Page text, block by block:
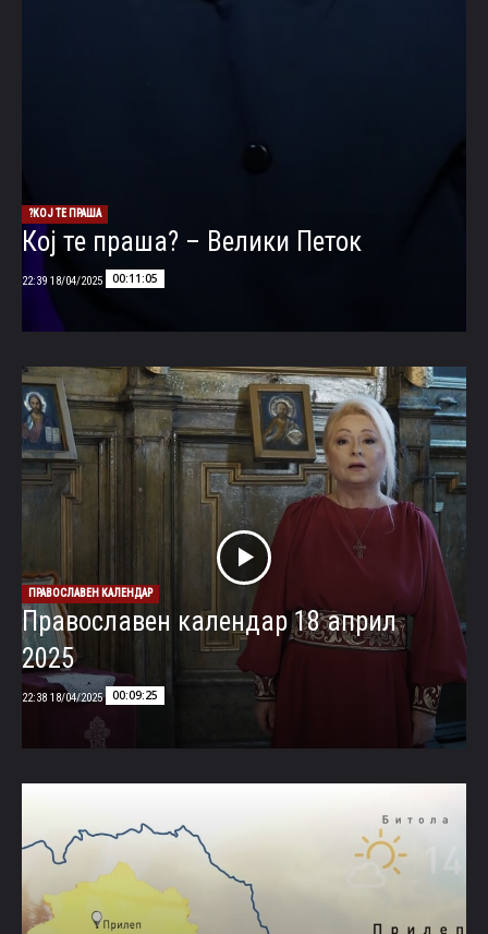
КОЈ ТЕ ПРАША?
Кој те праша? – Велики Петок
00:11:05
18/04/2025 22:39
ПРАВОСЛАВЕН КАЛЕНДАР
Православен календар 18 април
2025
00:09:25
18/04/2025 22:38